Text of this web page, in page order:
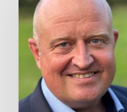
privat
kapacitet
branchen